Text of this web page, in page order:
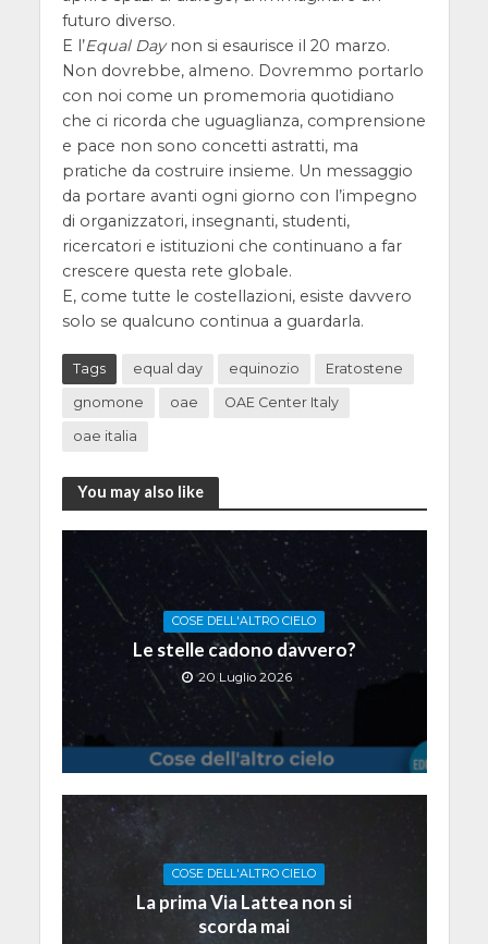
futuro diverso.
E l’Equal Daynon si esaurisce il 20 marzo.
Non dovrebbe, almeno. Dovremmo portarlo
con noi come un promemoria quotidiano
che ci ricorda che uguaglianza, comprensione
e pace non sono concetti astratti, ma
pratiche da costruire insieme. Un messaggio
da portare avanti ogni giorno con l’impegno
di organizzatori, insegnanti, studenti,
ricercatori e istituzioni che continuano a far
crescere questa rete globale.
E, come tutte le costellazioni, esiste davvero
solo se qualcuno continua a guardarla.
Tags equal day equinozio Eratostene
gnomone oae OAE Center Italy
oae italia
You may also like
COSE DELL'ALTRO CIELO
Le stelle cadono davvero?
20 Luglio 2026
COSE DELL'ALTRO CIELO
La prima Via Lattea non si
scorda mai